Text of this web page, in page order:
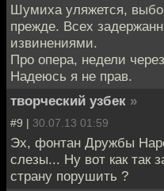
Шумиха уляжется,
прежде. Всех
извинениями.
Про опера, недели
Надеюсь я не прав.
творческий узбек »
#9 | 30.07.13 01:59
Эх, фонтан Дружбы
слезы... Ну вот как так
страну порушить ?